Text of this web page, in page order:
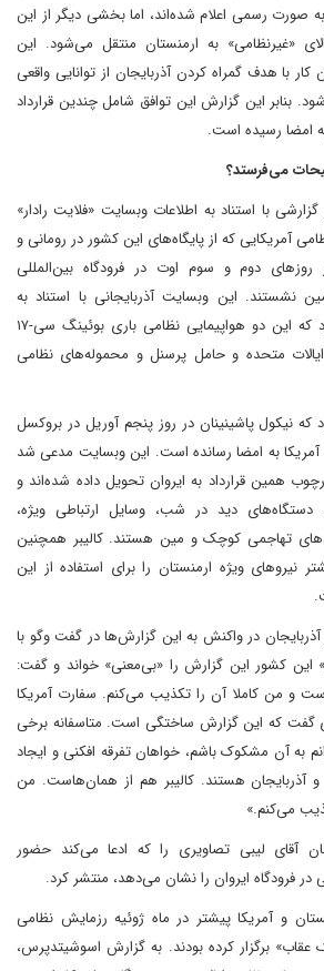
صورت رسمی اعلام شده‌اند، اما بخشی دیگر از این
«غیرنظامی» به ارمنستان منتقل می‌شود. این
با هدف گمراه کردن آذربایجان از توانایی واقعی
بنابر این گزارش این توافق شامل چندین قرارداد
امضا رسیده است.
می‌فرستد؟
با استناد به اطلاعات وبسایت «فلایت رادار»
آمریکایی که از پایگاه‌های این کشور در رومانی و
روزهای دوم و سوم اوت در فرودگاه بین‌المللی
نشستند. این وبسایت آذربایجانی با استناد به
«منابع آگاه قابل اتکا» افزود که این دو هواپیمایی نظامی باری بوئینگ سی-۱۷
متحده و حامل پرسنل و محموله‌های نظامی
که نیکول پاشینینان در روز پنجم آوریل در بروکسل
آمریکا به امضا رسانده است. این وبسایت مدعی شد
همین قرارداد به ایروان تحویل داده شده‌اند و
دید در شب، وسایل ارتباطی ویژه،
تهاجمی کوچک و مین هستند. کالیبر همچنین
نیروهای ویژه ارمنستان را برای استفاده از این
آذربایجان در واکنش به این گزارش‌ها در گفت وگو با
این کشور این گزارش را «بی‌معنی» خواند و گفت:
و من کاملا آن را تکذیب می‌کنم. سفارت آمریکا
گفت که این گزارش ساختگی است. متاسفانه برخی
به آن مشکوک باشم، خواهان تفرقه‌ افکنی و ایجاد
آذربایجان هستند. کالیبر هم از همان‌هاست. من
می‌کنم.»
آقای لیبی تصاویری را که ادعا می‌کند حضور
در فرودگاه ایروان را نشان می‌دهد، منتشر کرد.
و آمریکا پیشتر در ماه ژوئیه رزمایش نظامی
برگزار کرده بودند. به گزارش اسوشیتدپرس،